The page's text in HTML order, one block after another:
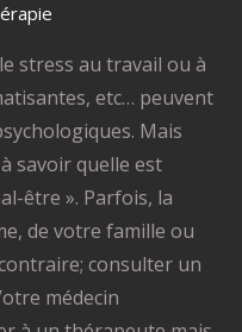
stress au travail ou à
etc… peuvent
Mais
savoir quelle est
être ». Parfois, la
de votre famille ou
consulter un
médecin